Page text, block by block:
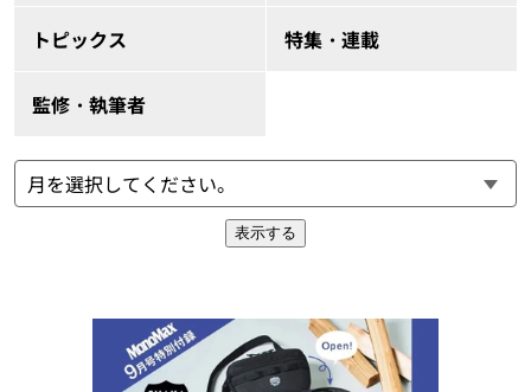
トピックス 特集・連載
監修・執筆者
表示する